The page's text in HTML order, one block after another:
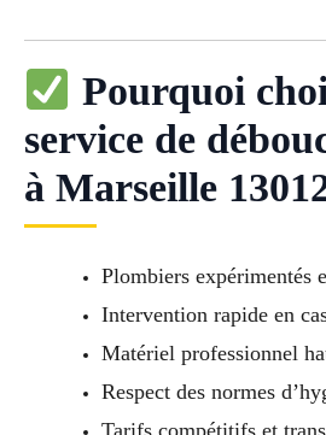
Pourquoi
service de
à Marseille
Plombiers expérimentés
Intervention rapide en
Matériel professionnel
Respect des normes